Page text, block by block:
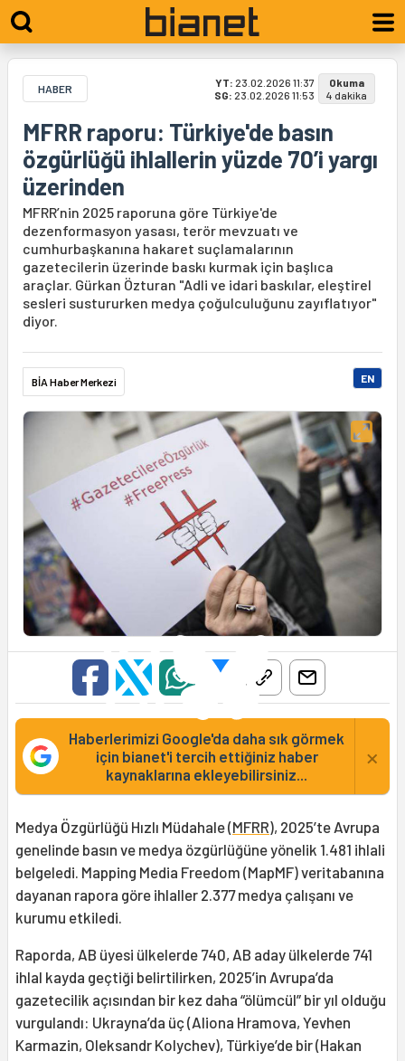
HABER YT: 23.02.2026 11:37
SG: 23.02.2026 11:53
Okuma
4 dakika
MFRR raporu: Türkiye'de basın
özgürlüğü ihlallerin yüzde 70’i yargı
üzerinden
MFRR’nin 2025 raporuna göre Türkiye'de
dezenformasyon yasası, terör mevzuatı ve
cumhurbaşkanına hakaret suçlamalarının
gazetecilerin üzerinde baskı kurmak için başlıca
araçlar. Gürkan Özturan "Adli ve idari baskılar, eleştirel
sesleri sustururken medya çoğulculuğunu zayıflatıyor"
diyor.
BİA Haber Merkezi EN
Haberlerimizi Google'da daha sık görmek
için bianet'i tercih ettiğiniz haber
kaynaklarına ekleyebilirsiniz...
×
Medya Özgürlüğü Hızlı Müdahale (MFRR), 2025’te Avrupa
genelinde basın ve medya özgürlüğüne yönelik 1.481 ihlali
belgeledi. Mapping Media Freedom (MapMF) veritabanına
dayanan rapora göre ihlaller 2.377 medya çalışanı ve
kurumu etkiledi.
Raporda, AB üyesi ülkelerde 740, AB aday ülkelerde 741
ihlal kayda geçtiği belirtilirken, 2025’in Avrupa’da
gazetecilik açısından bir kez daha “ölümcül” bir yıl olduğu
vurgulandı: Ukrayna’da üç (Aliona Hramova, Yevhen
Karmazin, Oleksandr Kolychev), Türkiye’de bir (Hakan